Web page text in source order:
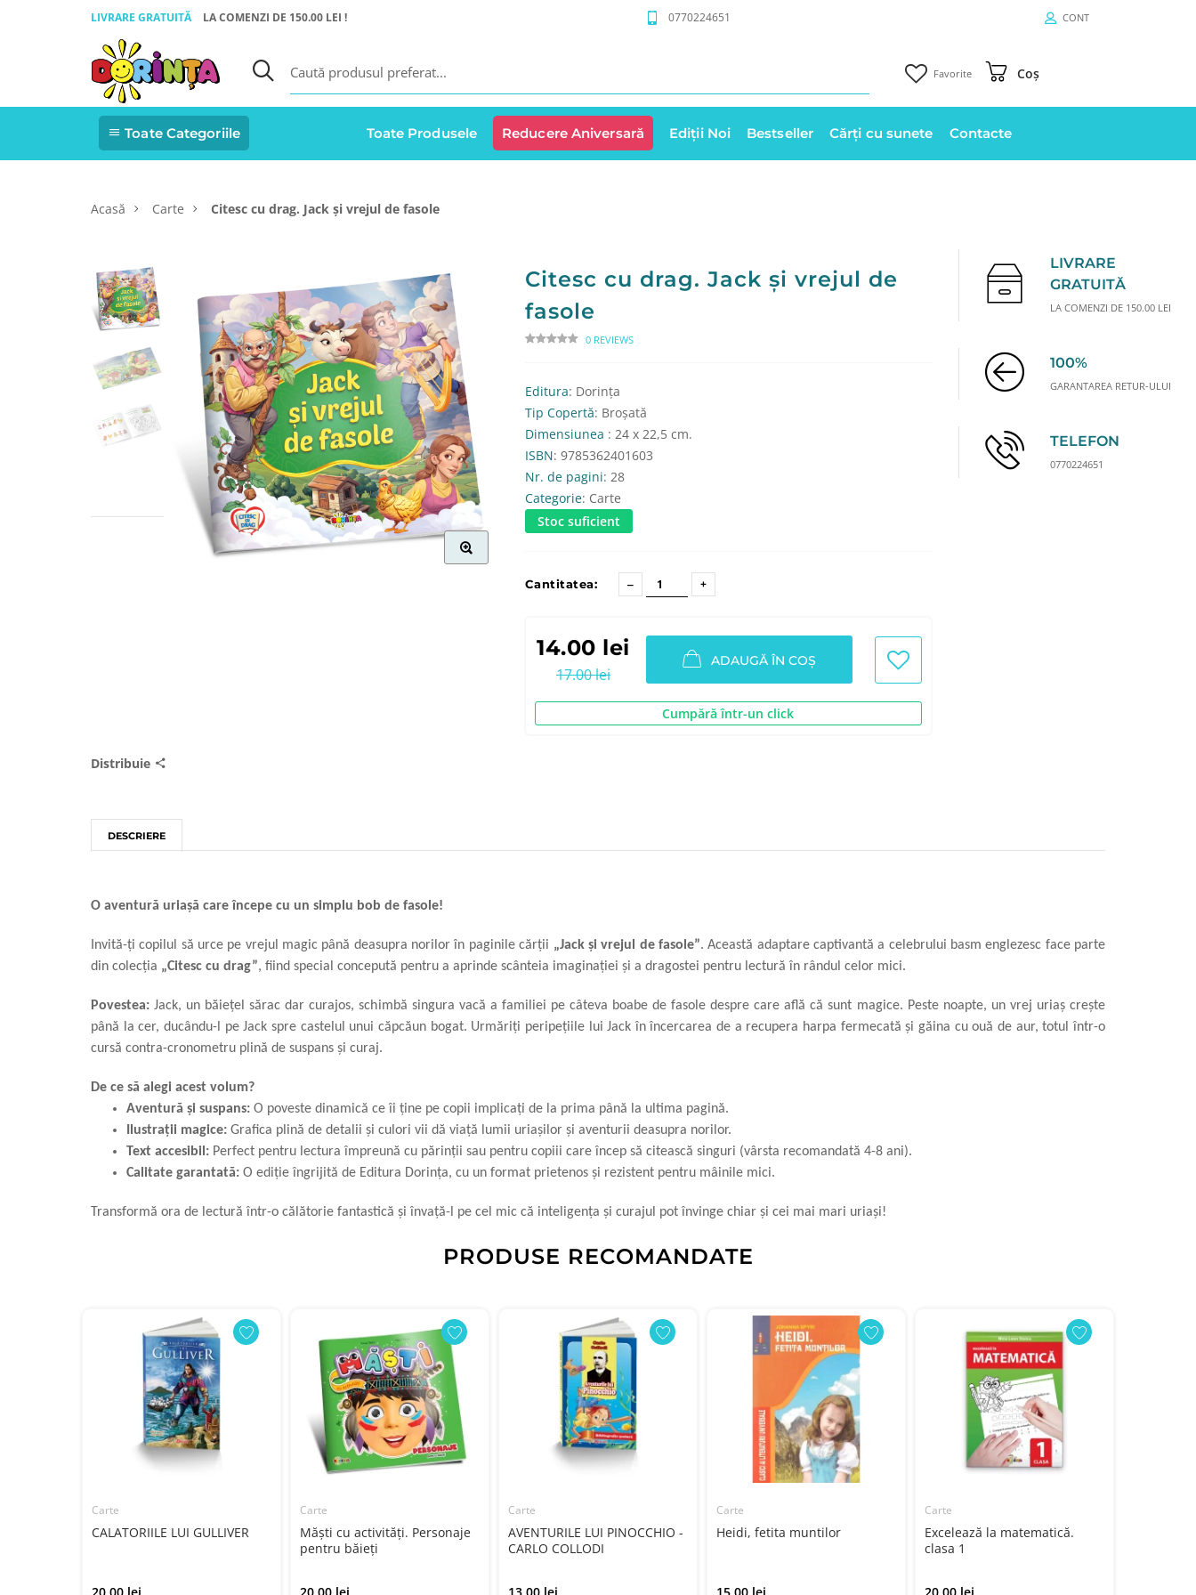
LIVRARE GRATUITĂ LA COMENZI DE 150.00 LEI ! 0770224651 CONT
Favorite Coș
Toate Categoriile Toate Produsele Reducere Aniversară Ediții Noi Bestseller Cărți cu sunete Contacte
Acasă Carte Citesc cu drag. Jack și vrejul de fasole
Citesc cu drag. Jack și vrejul de
fasole
0 REVIEWS
Editura: Dorința
Tip Copertă: Broșată
Dimensiunea : 24 x 22,5 cm.
ISBN: 9785362401603
Nr. de pagini: 28
Categorie: Carte
Stoc suficient
Cantitatea:
14.00 lei
17.00 lei
ADAUGĂ ÎN COȘ
Cumpără într-un click
LIVRARE
GRATUITĂ
LA COMENZI DE 150.00 LEI
100%
GARANTAREA RETUR-ULUI
TELEFON
0770224651
Distribuie
DESCRIERE
O aventură uriașă care începe cu un simplu bob de fasole!
Invită-ți copilul să urce pe vrejul magic până deasupra norilor în paginile cărții „Jack și vrejul de fasole”. Această adaptare captivantă a celebrului basm englezesc face parte
din colecția „Citesc cu drag”, fiind special concepută pentru a aprinde scânteia imaginației și a dragostei pentru lectură în rândul celor mici.
Povestea: Jack, un băiețel sărac dar curajos, schimbă singura vacă a familiei pe câteva boabe de fasole despre care află că sunt magice. Peste noapte, un vrej uriaș crește
până la cer, ducându-l pe Jack spre castelul unui căpcăun bogat. Urmăriți peripețiile lui Jack în încercarea de a recupera harpa fermecată și găina cu ouă de aur, totul într-o
cursă contra-cronometru plină de suspans și curaj.
De ce să alegi acest volum?
Aventură și suspans: O poveste dinamică ce îi ține pe copii implicați de la prima până la ultima pagină.
Ilustrații magice: Grafica plină de detalii și culori vii dă viață lumii uriașilor și aventurii deasupra norilor.
Text accesibil: Perfect pentru lectura împreună cu părinții sau pentru copiii care încep să citească singuri (vârsta recomandată 4-8 ani).
Calitate garantată: O ediție îngrijită de Editura Dorința, cu un format prietenos și rezistent pentru mâinile mici.
Transformă ora de lectură într-o călătorie fantastică și învață-l pe cel mic că inteligența și curajul pot învinge chiar și cei mai mari uriași!
PRODUSE RECOMANDATE
Carte
CALATORIILE LUI GULLIVER
Carte
Măști cu activități. Personaje
pentru băieți
Carte
AVENTURILE LUI PINOCCHIO -
CARLO COLLODI
Carte
Heidi, fetita muntilor
Carte
Excelează la matematică.
clasa 1